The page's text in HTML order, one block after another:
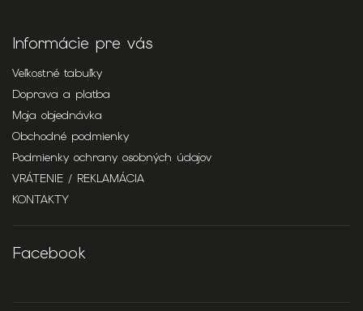
Informácie pre vás
Veľkostné tabuľky
Doprava a platba
Moja objednávka
Obchodné podmienky
Podmienky ochrany osobných údajov
VRÁTENIE / REKLAMÁCIA
KONTAKTY
Facebook